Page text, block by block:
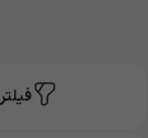
فیلتر